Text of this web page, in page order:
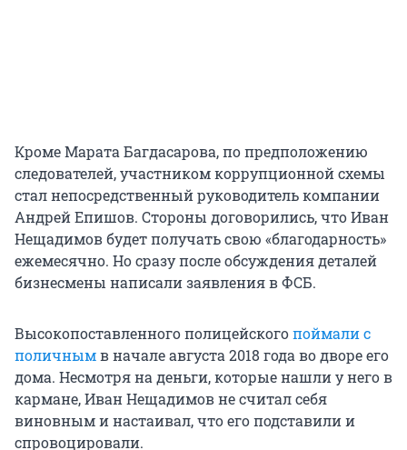
Кроме Марата Багдасарова, по предположению
следователей, участником коррупционной схемы
стал непосредственный руководитель компании
Андрей Епишов. Стороны договорились, что Иван
Нещадимов будет получать свою «благодарность»
ежемесячно. Но сразу после обсуждения деталей
бизнесмены написали заявления в ФСБ.
Высокопоставленного полицейскогопоймали с
поличнымв начале августа 2018 года во дворе его
дома. Несмотря на деньги, которые нашли у него в
кармане, Иван Нещадимов не считал себя
виновным и настаивал, что его подставили и
спровоцировали.